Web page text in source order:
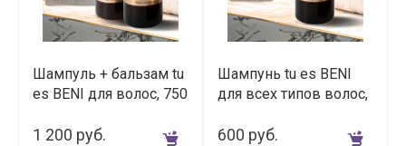
Шампуль + бальзам tu
es BENI для волос, 750
1 200 руб.
Шампунь tu es BENI
для всех типов волос,
600 руб.